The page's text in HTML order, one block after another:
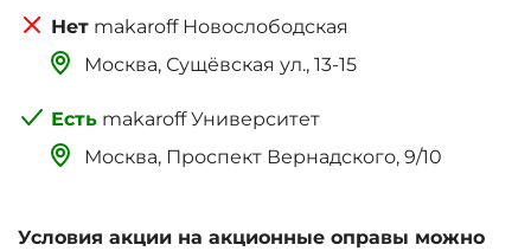
makaroff Новослободская
Москва, Сущёвская ул., 13-15
makaroff Университет
Москва, Проспект Вернадского, 9/10
Условия акции на акционные оправы можно